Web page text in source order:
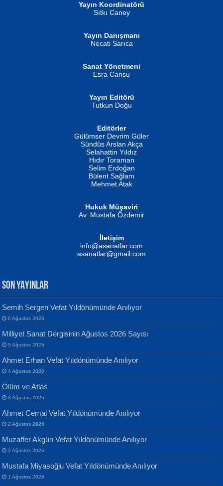
İSMAİL OKUTAN
Erkeklerin Kahrolması Ne Demektir
MUSTAFA KELOĞLU
Yarına İz Bırakmak...
ATİLLA ÖZEN
Sultan Olmadan Önce Eyüp...
Evvel Zaman Tanrıçası...
Yılmaz Ekinci
Geceye Söylenen...
Banu Sancak
Defterimden İçeri...
Yayın Koordinatörü
Sıtkı Caney
Yayın Danışmanı
Necati Sarıca
Sanat Yönetmeni
Esra Cansu
Yayın Editörü
Tutkun Doğu
Editörler
Gülümser Devrim Güler
Sündüs Arslan Akça
Selahattin Yıldız
Hıdır Toraman
Selim Erdoğan
Bülent Sağlam
Mehmet Atak
Hukuk Müşaviri
Av. Mustafa Özdemir
İletişim
info@asanatlar.com
asanatlar@gmail.com
SON YAYINLAR
Semih Sergen Vefat Yıldönümünde Anılıyor
6 Ağustos 2026
Milliyet Sanat Dergisinin Ağustos 2026 Sayısı
5 Ağustos 2026
Ahmet Erhan Vefat Yıldönümünde Anılıyor
4 Ağustos 2026
Ölüm ve Atlas
3 Ağustos 2026
Ahmet Cemal Vefat Yıldönümünde Anılıyor
2 Ağustos 2026
Muzaffer Akgün Vefat Yıldönümünde Anılıyor
2 Ağustos 2026
Mustafa Miyasoğlu Vefat Yıldönümünde Anılıyor
1 Ağustos 2026